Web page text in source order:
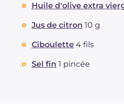
Huile d'olive extra
Jus de citron 10 g
Ciboulette 4 fils
Sel fin 1 pincée